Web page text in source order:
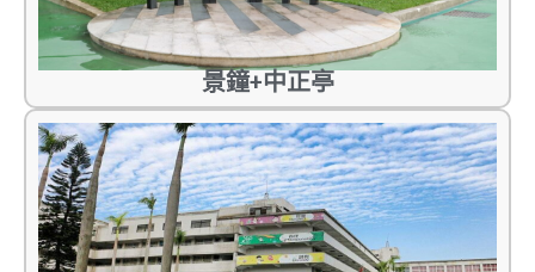
景鐘+中正亭